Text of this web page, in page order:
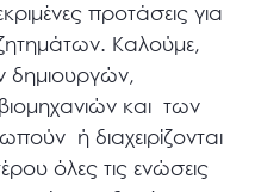
προτάσεις για
Καλούμε,
δημιουργών,
και των
ή διαχειρίζονται
όλες τις ενώσεις